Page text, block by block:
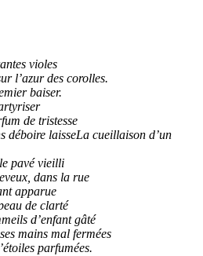
violes
l’azur des corolles.
baiser.
de tristesse
déboire laisseLa cueillaison d’un
pavé vieilli
dans la rue
apparue
de clarté
d’enfant gâté
mains mal fermées
parfumées.